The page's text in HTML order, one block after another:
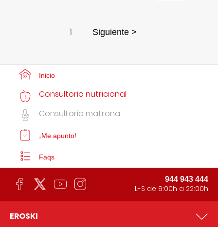
1 Siguiente >
Inicio
Consultorio nutricional
Consultorio matrona
¡Me apunto!
Faqs
944 943 444
L-S de 9:00h a 22:00h
EROSKI